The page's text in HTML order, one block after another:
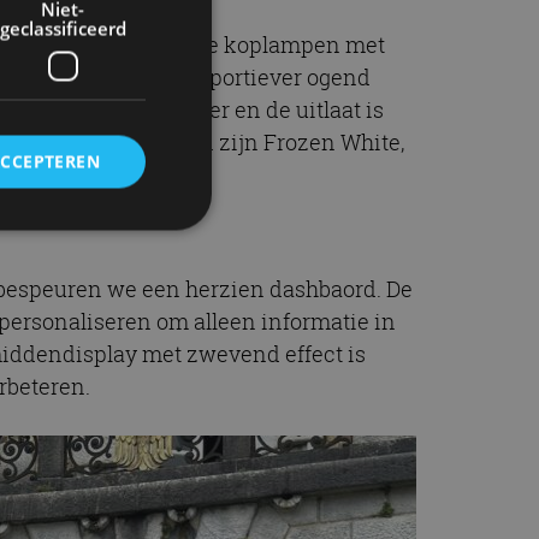
door nieuwe koplampen met
Line heeft een sportiever ogend
een andere bumper en de uitlaat is
Andere kleuren zijn Frozen White,
we een herzien dashbaord. De
om alleen informatie in
met zwevend effect is
Niet-
geclassificeerd
en
om
van de bezoeker
van de
van